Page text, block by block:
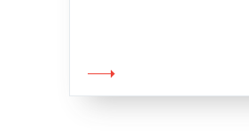
di coinvolgimento
dalle vostre stanze,